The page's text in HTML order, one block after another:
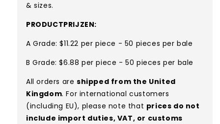
& sizes.
PRODUCTPRIJZEN:
A Grade: $11.22 per piece - 50 pieces per bale
B Grade: $6.88 per piece - 50 pieces per bale
All orders are shipped from the United
Kingdom. For international customers
(including EU), please note that prices do not
include import duties, VAT, or customs